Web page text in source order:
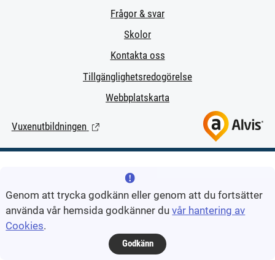
Frågor & svar
Skolor
Kontakta oss
Tillgänglighetsredogörelse
Webbplatskarta
Vuxenutbildningen (Länk till extern sida.)
Genom att trycka godkänn eller genom att du fortsätter
använda vår hemsida godkänner duvår hantering av
Cookies.
Godkänn